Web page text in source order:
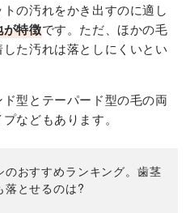
の汚れをかき出すのに適し
が特徴です。ただ、ほかの毛
た汚れは落としにくいとい
型とテーパード型の毛の両
などもあります。
のおすすめランキング。歯茎
落とせるのは?